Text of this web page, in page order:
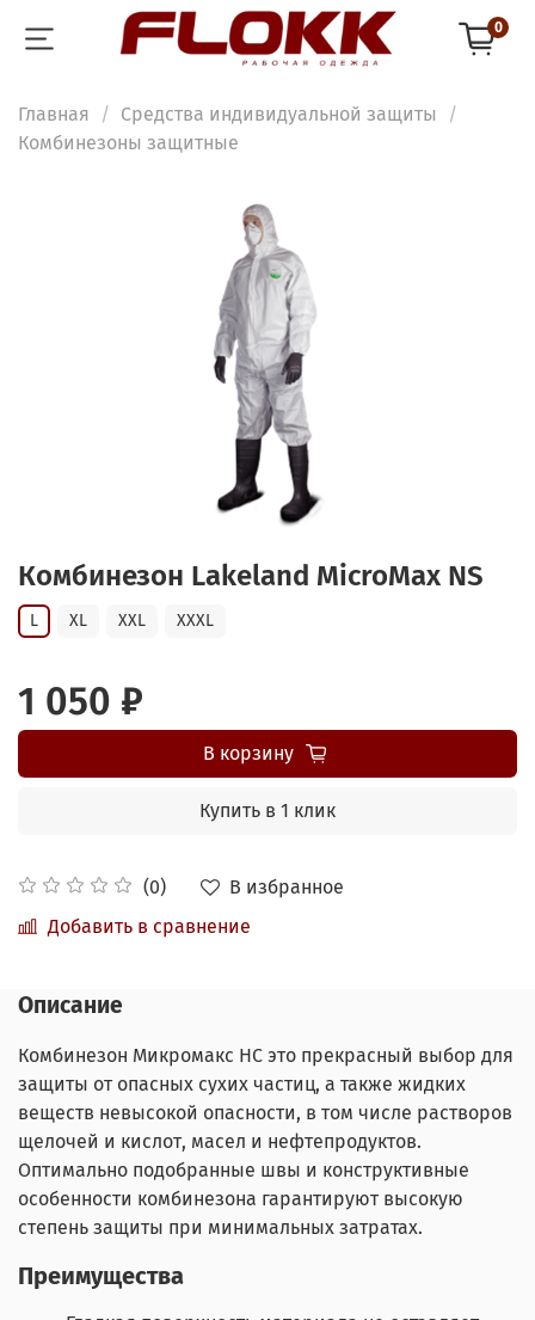
0
Главная
Средства индивидуальной защиты
Комбинезоны защитные
Комбинезон Lakeland MicroMax NS
(0)
В избранное
Добавить в сравнение
L XL XXL XXXL
1 050 ₽
В корзину
Купить в 1 клик
Описание
Комбинезон Микромакс НС это прекрасный выбор для
защиты от опасных сухих частиц, а также жидких
веществ невысокой опасности, в том числе растворов
щелочей и кислот, масел и нефтепродуктов.
Оптимально подобранные швы и конструктивные
особенности комбинезона гарантируют высокую
степень защиты при минимальных затратах.
Преимущества